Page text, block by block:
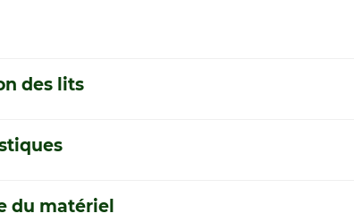
des lits
du matériel